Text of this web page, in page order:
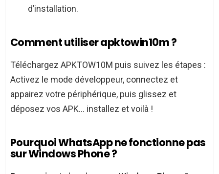
d’installation.
Comment utiliser apktowin10m ?
Téléchargez APKTOW10M puis suivez les étapes :
Activez le mode développeur, connectez et
appairez votre périphérique, puis glissez et
déposez vos APK… installez et voilà !
Pourquoi WhatsApp ne fonctionne pas
sur Windows Phone ?